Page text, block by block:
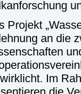
Projekt
an die
Im